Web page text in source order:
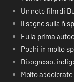
Un noto film di
Il segno sulla ñ
Fu la prima
Pochi in molto
Bisognoso,
Molto addolorate